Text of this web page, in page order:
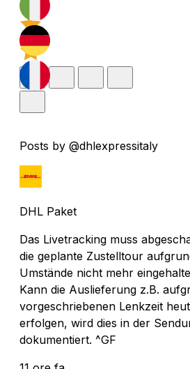
Posts by @dhlexpressitaly
DHL Paket
Das Livetracking muss
die geplante Zustelltour
Umstände nicht mehr
Kann die Auslieferung z.B.
vorgeschriebenen Lenkzeit
erfolgen, wird dies in der
dokumentiert. ^GF